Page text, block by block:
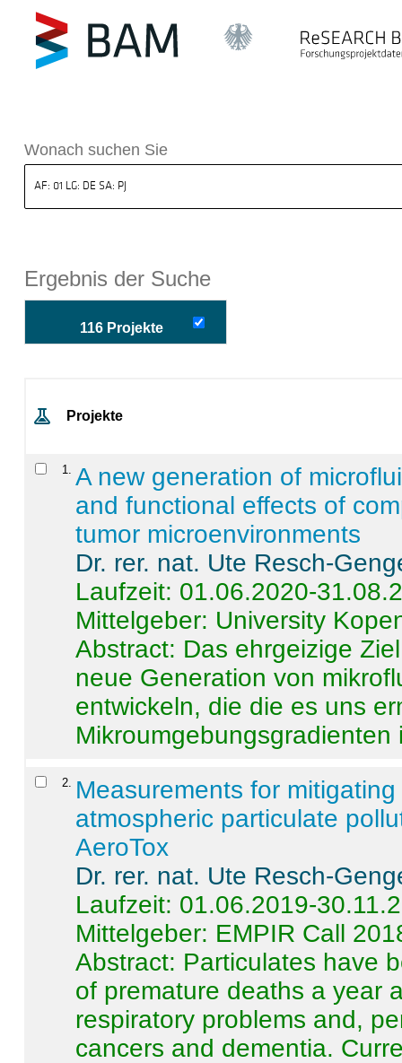
BAM
Wonach suchen Sie
Ergebnis der Suche
116 Projekte
Projekte
1
A new generation of
and functional effects of
tumor microenvironments
Dr. rer. nat. Ute Resch-
Laufzeit: 01.06.2020-
Mittelgeber: University
Abstract: Das ehrgeizige
neue Generation von
entwickeln, die die es uns
Mikroumgebungsgradienten
2
Measurements for
atmospheric particulate
AeroTox
Dr. rer. nat. Ute Resch-
Laufzeit: 01.06.2019-
Mittelgeber: EMPIR Call
Abstract: Particulates have
of premature deaths a year
respiratory problems and,
cancers and dementia.